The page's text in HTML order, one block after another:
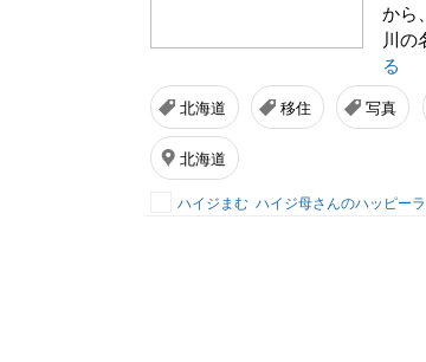
から
川の
る
北海道 移住 写真
北海道
ハイジまむ ハイジ母さんのハッピー